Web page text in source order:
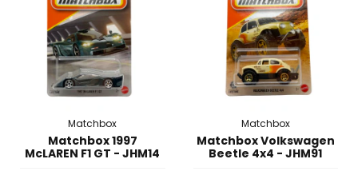
Matchbox
Matchbox 1997
McLAREN F1 GT - JHM14
Matchbox
Matchbox Volkswagen
Beetle 4x4 - JHM91